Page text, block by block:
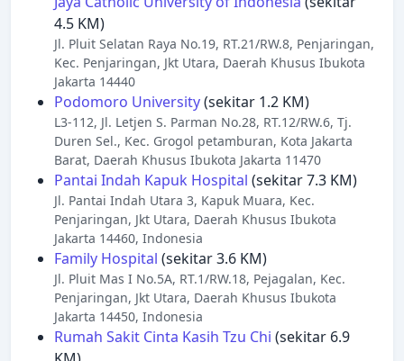
4.5 KM)
Jl. Pluit Selatan Raya No.19, RT.21/RW.8, Penjaringan,
Kec. Penjaringan, Jkt Utara, Daerah Khusus Ibukota
Jakarta 14440
Podomoro University(sekitar 1.2 KM)
L3-112, Jl. Letjen S. Parman No.28, RT.12/RW.6, Tj.
Duren Sel., Kec. Grogol petamburan, Kota Jakarta
Barat, Daerah Khusus Ibukota Jakarta 11470
Pantai Indah Kapuk Hospital (sekitar 7.3 KM)
Jl. Pantai Indah Utara 3, Kapuk Muara, Kec.
Penjaringan, Jkt Utara, Daerah Khusus Ibukota
Jakarta 14460, Indonesia
Family Hospital (sekitar 3.6 KM)
Jl. Pluit Mas I No.5A, RT.1/RW.18, Pejagalan, Kec.
Penjaringan, Jkt Utara, Daerah Khusus Ibukota
Jakarta 14450, Indonesia
Rumah Sakit Cinta Kasih Tzu Chi (sekitar 6.9